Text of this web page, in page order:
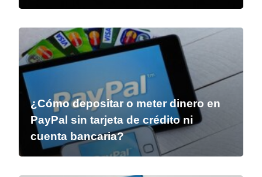
¿Cómo depositar o meter dinero en
PayPal sin tarjeta de crédito ni
cuenta bancaria?